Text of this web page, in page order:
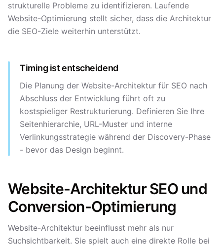
strukturelle Probleme zu identifizieren. Laufende
Website-Optimierung stellt sicher, dass die Architektur
die SEO-Ziele weiterhin unterstützt.
Timing ist entscheidend
Die Planung der Website-Architektur für SEO nach
Abschluss der Entwicklung führt oft zu
kostspieliger Restrukturierung. Definieren Sie Ihre
Seitenhierarchie, URL-Muster und interne
Verlinkungsstrategie während der Discovery-Phase
- bevor das Design beginnt.
Website-Architektur SEO und
Conversion-Optimierung
Website-Architektur beeinflusst mehr als nur
Suchsichtbarkeit. Sie spielt auch eine direkte Rolle bei